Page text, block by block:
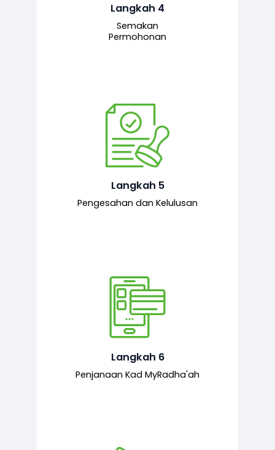
Langkah 4
Semakan
Permohonan
kepada pegawai pelulus untuk
tindakan seterusnya.
Langkah 5
Pengesahan dan Kelulusan
Pegawai pelulus menilai permohonan
dan memberi pengesahan serta
kelulusan akhir sekiranya semuanya
mematuhi syarat ditetapkan.
Langkah 6
Penjanaan Kad MyRadha'ah
Setelah permohonan diluluskan, kad
MyRadha’ah akan dijana.